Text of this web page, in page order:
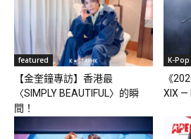
featured
【金奎鐘專訪】香港最
〈SIMPLY BEAUTIFUL〉的瞬
間！
K-Pop
《
XIX —